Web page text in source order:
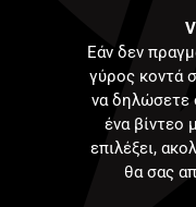
Εάν δεν
γύρος κοντά
να δηλώσετε
ένα βίντεο
επιλέξει,
θα σας